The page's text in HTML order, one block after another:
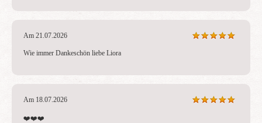
Am 21.07.2026
Wie immer Dankeschön liebe Liora
Am 18.07.2026
❤️❤️❤️